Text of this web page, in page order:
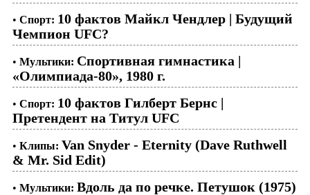
• Спорт: 10 фактов Майкл Чендлер | Будущий
Чемпион UFC?
• Мультики: Спортивная гимнастика |
«Олимпиада-80», 1980 г.
• Спорт: 10 фактов Гилберт Бернс |
Претендент на Титул UFC
• Клипы: Van Snyder - Eternity (Dave Ruthwell
& Mr. Sid Edit)
• Мультики: Вдоль да по речке. Петушок (1975)